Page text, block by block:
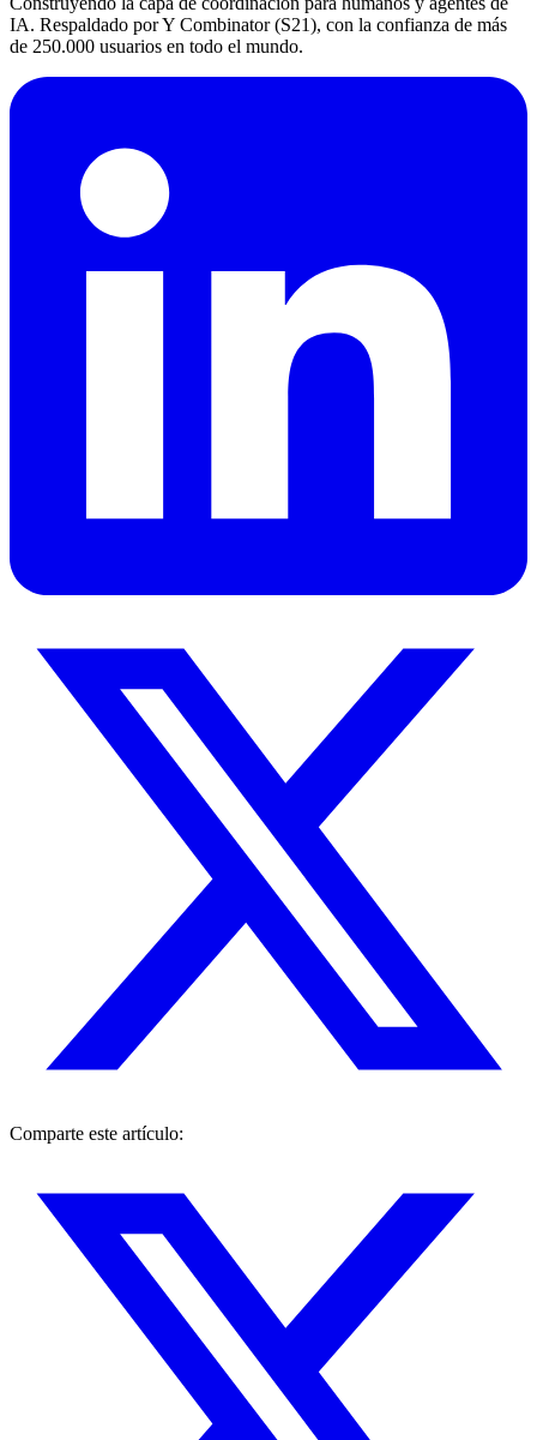
IA. Respaldado por Y Combinator (S21), con la confianza de más
de 250.000 usuarios en todo el mundo.
Comparte este artículo: